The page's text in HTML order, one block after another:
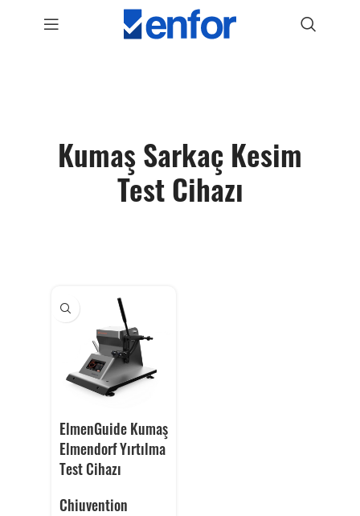
Kumaş Sarkaç Kesim
Test Cihazı
ElmenGuide Kumaş
Elmendorf Yırtılma
Test Cihazı
Chiuvention